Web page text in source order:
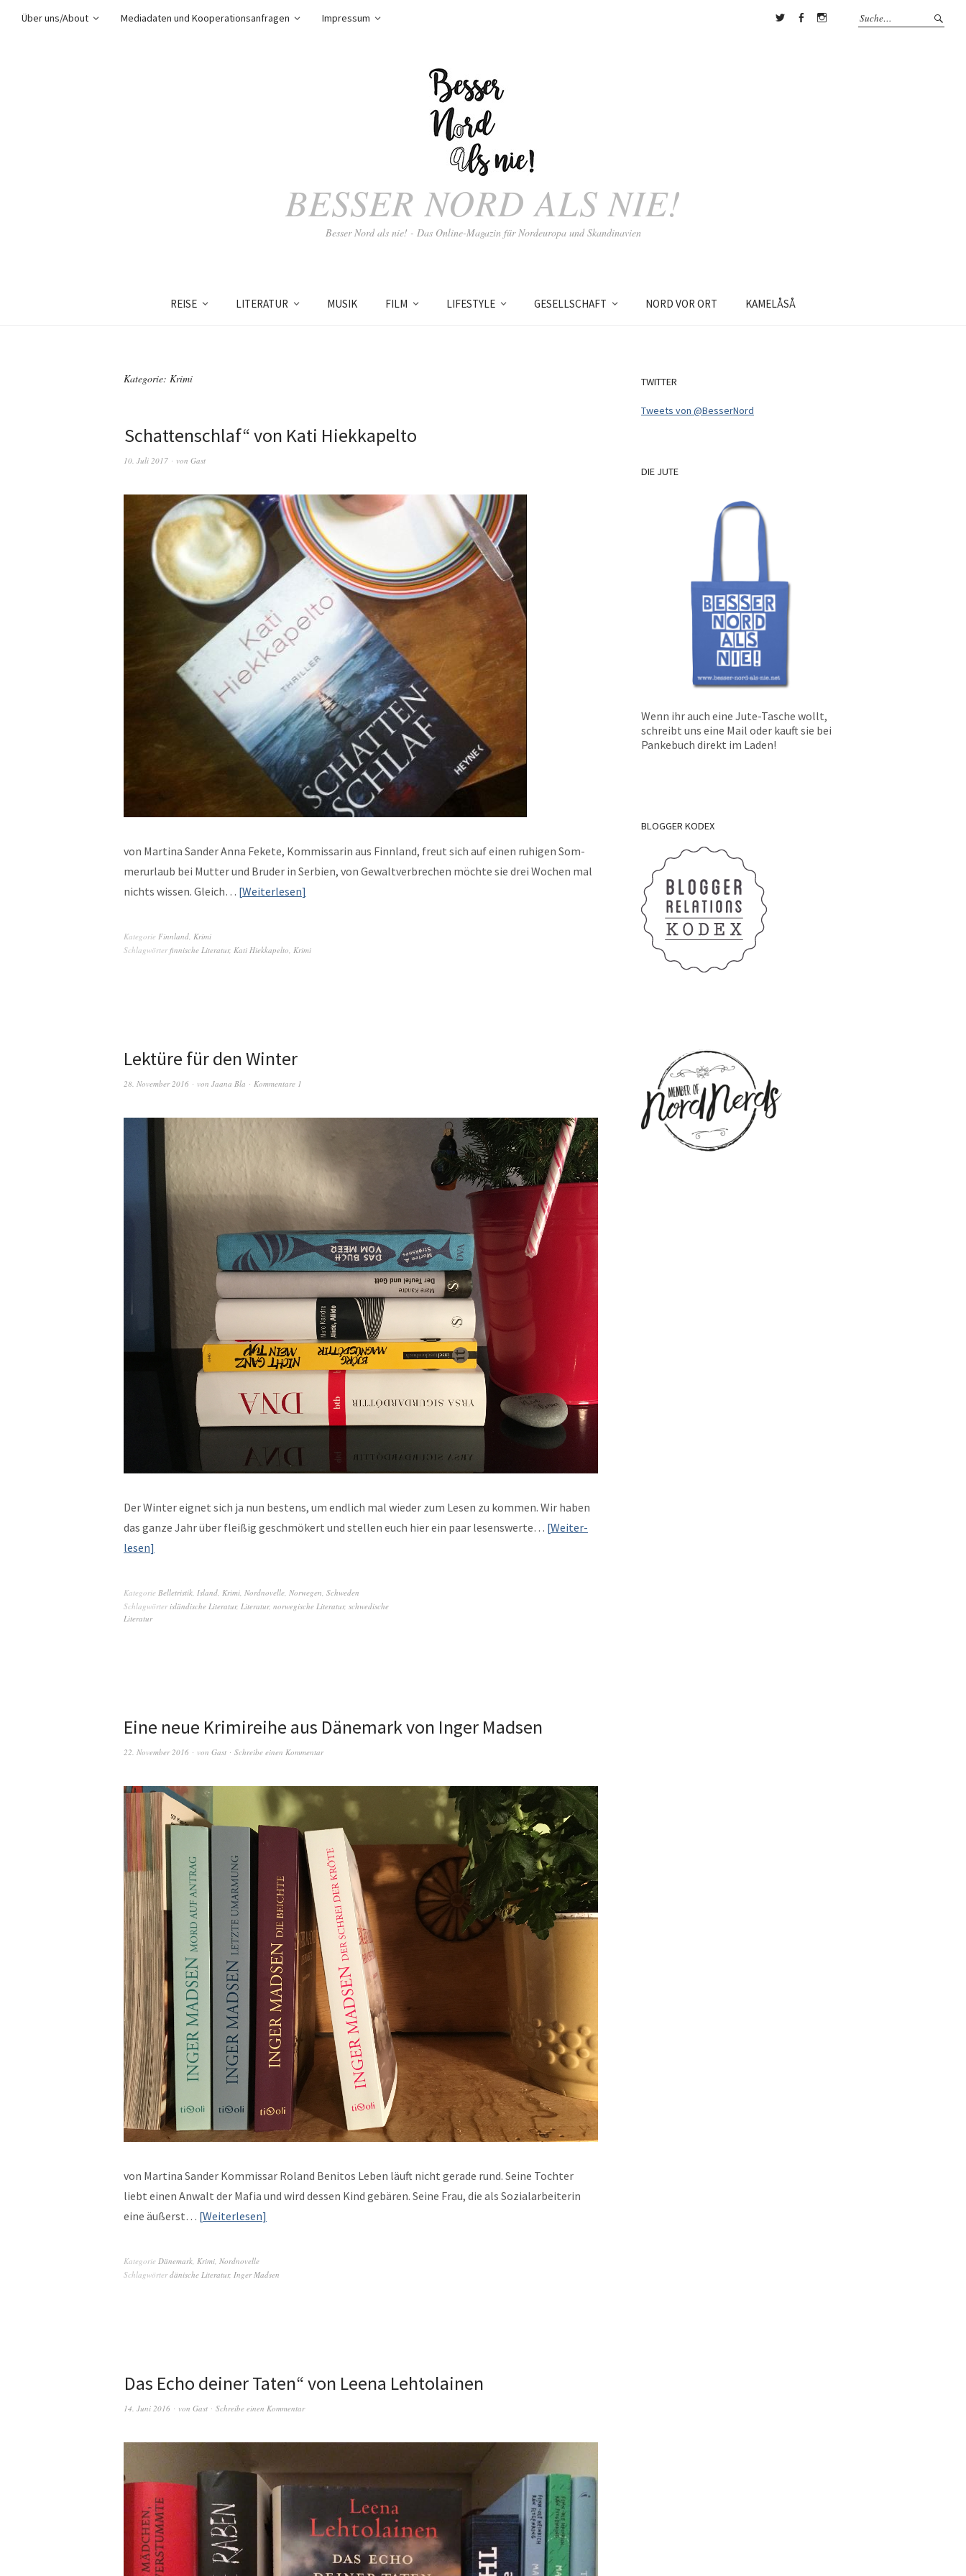
Über uns/About Mediadaten und Kooperationsanfragen
Impressum
BESSER NORD ALS NIE!
Besser Nord als nie! - Das Online-Magazin für Nordeuropa und Skandinavien
REISE LITERATUR MUSIK FILM LIFESTYLE GESELLSCHAFT NORD VORORT KAMELÅSÅ
Kategorie: Krimi
Schattenschlaf“ von Kati Hiekkapelto
10. Juli 2017 von Gast
von Mar­ti­na Sander Anna Fekete, Kom­mis­sarin aus Finn­land, freut sich auf einen ruhi­gen Som­
merurlaub bei Mut­ter und Brud­er in Ser­bi­en, von Gewaltver­brechen möchte sie drei Wochen mal
nichts wis­sen. Gle­ich… Weit­er­lesen
Kategorie Finnland, Krimi
Schlagwörterfinnische Literatur, Kati Hiekkapelto, Krimi
Lektüre für den Winter
28. November 2016 von Jaana Bla Kommentare 1
Der Win­ter eignet sich ja nun bestens, um endlich mal wieder zum Lesen zu kom­men. Wir haben
das ganze Jahr über fleißig geschmök­ert und stellen euch hier ein paar lesenswerte… Weit­er­
lesen
Kategorie Belletristik, Island, Krimi, Nordnovelle, Norwegen, Schweden
Schlagwörterisländische Literatur, Literatur, norwegische Literatur, schwedische
Literatur
Eine neue Krimireihe aus Dänemark von Inger Madsen
22. November 2016 von Gast Schreibe einen Kommentar
von Mar­ti­na Sander Kom­mis­sar Roland Ben­i­tos Leben läuft nicht ger­ade rund. Seine Tochter
liebt einen Anwalt der Mafia und wird dessen Kind gebären. Seine Frau, die als Sozialar­bei­t­erin
eine äußerst… Weit­er­lesen
Kategorie Dänemark, Krimi, Nordnovelle
Schlagwörterdänische Literatur, Inger Madsen
Das Echo deiner Taten“ von Leena Lehtolainen
14. Juni 2016 von Gast Schreibe einen Kommentar
TWITTER
Tweets von @BesserNord
DIE JUTE
Wenn ihr auch eine Jute-Tasche wollt,
schreibt uns eine Mail oder kauft sie bei
Pankebuch direkt im Laden!
BLOGGER KODEX